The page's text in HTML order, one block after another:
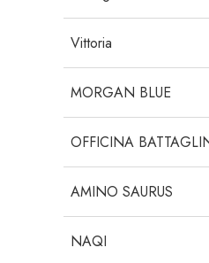
Vittoria
MORGAN BLUE
OFFICINA
AMINO SAURUS
NAQI